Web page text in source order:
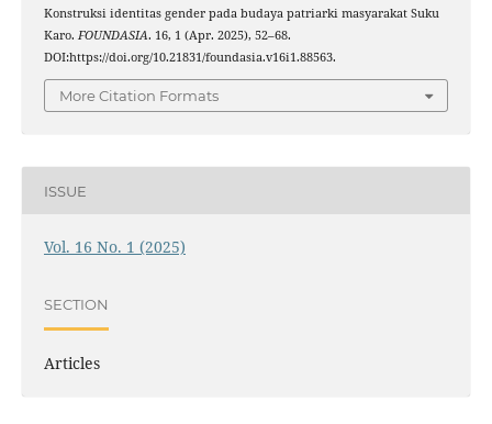
Konstruksi identitas gender pada budaya patriarki masyarakat Suku
Karo. FOUNDASIA. 16, 1 (Apr. 2025), 52–68.
DOI:https://doi.org/10.21831/foundasia.v16i1.88563.
More Citation Formats
ISSUE
Vol. 16 No. 1 (2025)
SECTION
Articles